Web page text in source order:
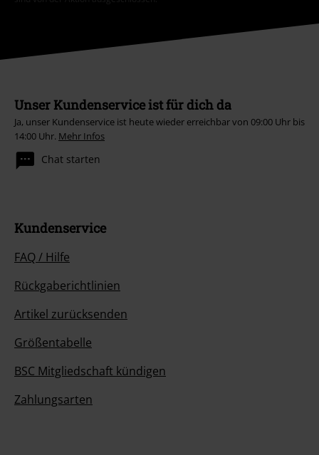
Unser Kundenservice ist für dich da
Ja, unser Kundenservice ist heute wieder erreichbar von 09:00 Uhr bis
14:00 Uhr. Mehr Infos
Chat starten
Kundenservice
FAQ / Hilfe
Rückgaberichtlinien
Artikel zurücksenden
Größentabelle
BSC Mitgliedschaft kündigen
Zahlungsarten